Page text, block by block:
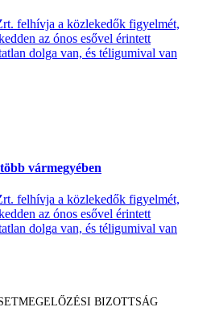
felhívja a közlekedők figyelmét,
az ónos esővel érintett
dolga van, és téligumival van
vármegyében
felhívja a közlekedők figyelmét,
az ónos esővel érintett
dolga van, és téligumival van
BIZOTTSÁG